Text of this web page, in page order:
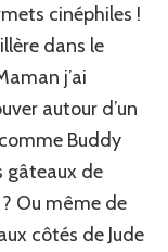
cinéphiles !
dans le
j’ai
autour d’un
Buddy
gâteaux de
Ou même de
côtés de Jude